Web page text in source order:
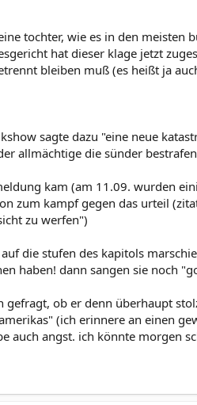
tochter, wie es in den
hat dieser klage jetzt
bleiben muß (es heißt ja
sagte dazu "eine neue
allmächtige die sünder
kam (am 11.09. wurden
zum kampf gegen das urteil
zu werfen")
die stufen des kapitols
haben! dann sangen sie noch
ob er denn überhaupt
(ich erinnere an einen
auch angst. ich könnte morgen